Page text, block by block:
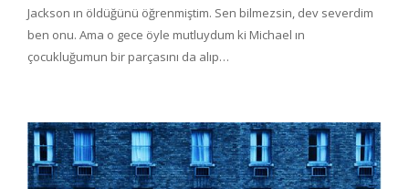
Jackson ın öldüğünü öğrenmiştim. Sen bilmezsin, dev severdim
ben onu. Ama o gece öyle mutluydum ki Michael ın
çocukluğumun bir parçasını da alıp…